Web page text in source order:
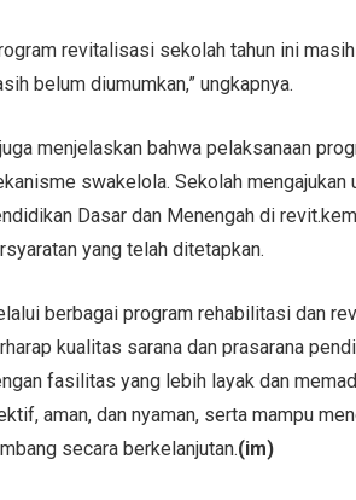
revitalisasi sekolah tahun ini
belum diumumkan,” ungkapnya.
menjelaskan bahwa pelaksanaan
swakelola. Sekolah
Dasar dan Menengah di
yang telah ditetapkan.
berbagai program rehabilitasi dan
kualitas sarana dan prasarana
fasilitas yang lebih layak dan
aman, dan nyaman, serta mampu
secara berkelanjutan.(im)